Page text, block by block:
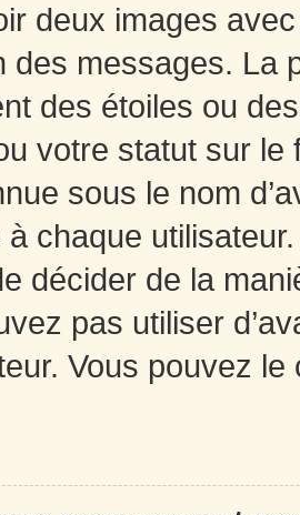
deux images
des messages. La
des étoiles ou
votre statut sur
sous le nom
chaque utilisateur.
décider de la
pas utiliser
Vous pouvez